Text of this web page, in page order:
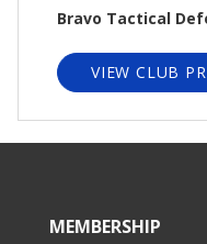
Bravo Tactical
VIEW CLUB
MEMBERSHIP